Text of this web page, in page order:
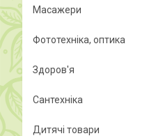
Масажери
Фототехніка, оптика
Здоров'я
Сантехніка
Дитячі товари